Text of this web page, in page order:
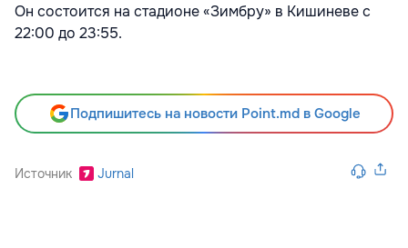
Он состоится на стадионе «Зимбру» в Кишиневе с
22:00 до 23:55.
Подпишитесь на новости Point.md в Google
Источник Jurnal